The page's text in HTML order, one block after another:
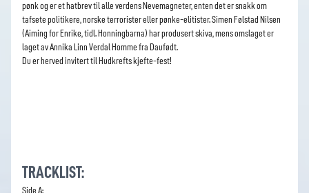
pønk og er et hatbrev til alle verdens Nevemagneter, enten det er snakk om
tafsete politikere, norske terrorister eller pønke-elitister. Simen Følstad Nilsen
(Aiming for Enrike, tidl. Honningbarna) har produsert skiva, mens omslaget er
laget av Annika Linn Verdal Homme fra Daufødt.
Du er herved invitert til Hudkrefts kjefte-fest!
TRACKLIST:
Side A: